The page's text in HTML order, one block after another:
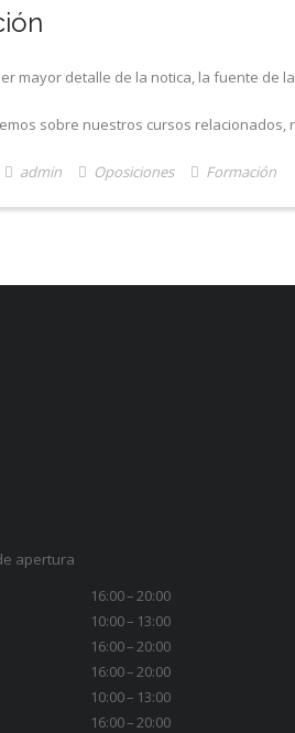
mayor detalle de la notica, la fuente de
sobre nuestros cursos relacionados,
admin Oposiciones Formación
apertura
16:00 – 20:00
10:00 – 13:00
16:00 – 20:00
16:00 – 20:00
10:00 – 13:00
16:00 – 20:00